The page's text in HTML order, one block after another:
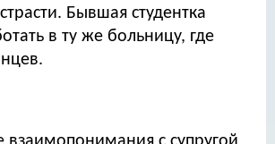
Бывшая студентка
в ту же больницу, где